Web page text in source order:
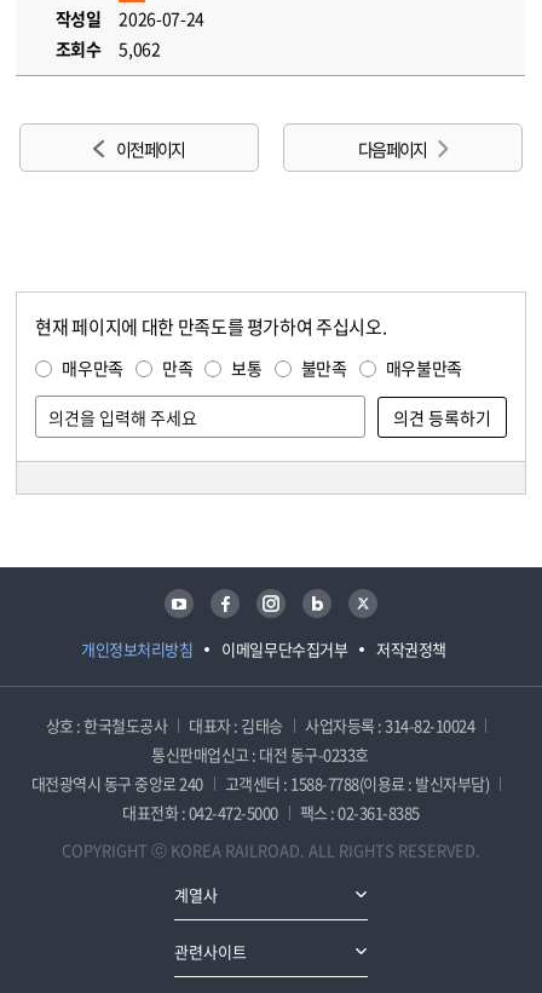
작성일
2026-07-24
조회수
5,062
이전 페이지 다음 페이지
현재 페이지에 대한 만족도를 평가하여 주십시오.
매우만족 만족 보통 불만족 매우불만족
개인정보처리방침 이메일무단수집거부 저작권정책
유튜브 페이스북 인스타그램 블로그 트위터
상호 : 한국철도공사 대표자 : 김태승
사업자등록 : 314-82-10024
통신판매업신고 : 대전 동구-0233호
대전광역시 동구 중앙로 240
고객센터 : 1588-7788(이용료 : 발신자부담)
대표전화 : 042-472-5000
팩스 : 02-361-8385
COPYRIGHT ⓒ KOREA RAILROAD. ALL RIGHTS RESERVED.
계열사
관련사이트